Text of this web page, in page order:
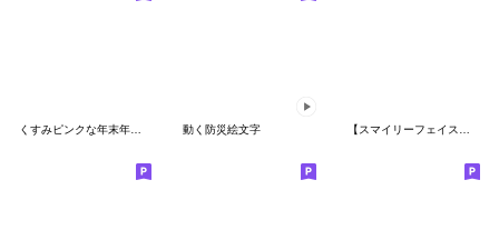
くすみピンクな年末年始♥【再販】 動く防災絵文字 【スマイリーフェイス】３D